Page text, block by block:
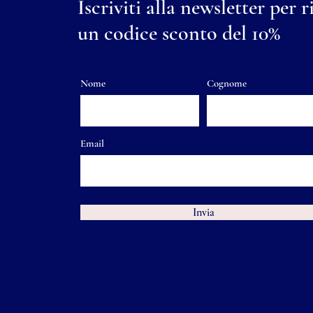
Iscriviti alla newsletter per
un codice sconto del 10%
Nome Cognome
Email
Invia